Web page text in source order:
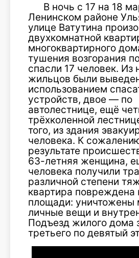
В ночь с 17 на 18
Ленинском районе
улице Ватутина
двухкомнатной
многоквартирного
тушения возгорания
спасли 17 человек. Из
жильцов были
использованием
устройств, двое — по
автолестнице, ещё
трёхколенной
того, из здания
человека. К
результате
63-летняя женщина,
человека получили
различной степени
квартира повреждена
площади: уничтожены
личные вещи и
Подъезд жилого дома
третьего по девятый